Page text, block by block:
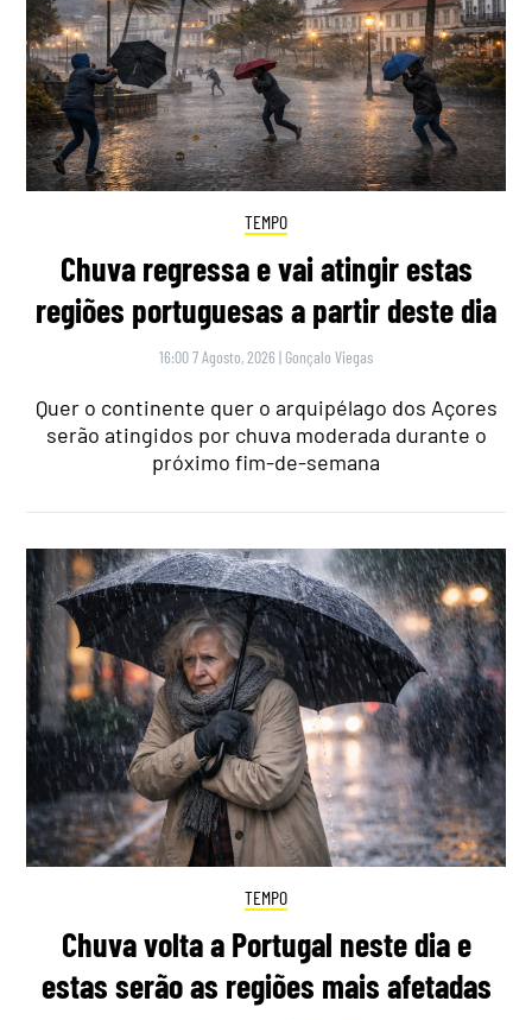
TEMPO
Chuva regressa e vai atingir estas
regiões portuguesas a partir deste dia
16:00 7 Agosto, 2026 | Gonçalo Viegas
Quer o continente quer o arquipélago dos Açores
serão atingidos por chuva moderada durante o
próximo fim-de-semana
TEMPO
Chuva volta a Portugal neste dia e
estas serão as regiões mais afetadas